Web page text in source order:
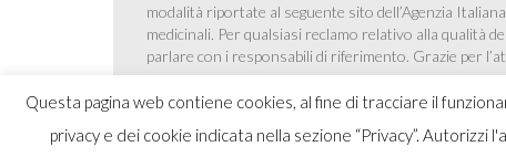
Questa pagina web contiene cookies, al fine di tracciare il
privacy e dei cookie indicata nella sezione “Privacy”.
modalità riportate al seguente sito dell’Agenzia
medicinali. Per qualsiasi reclamo relativo alla qualità
parlare con i responsabili di riferimento. Grazie per